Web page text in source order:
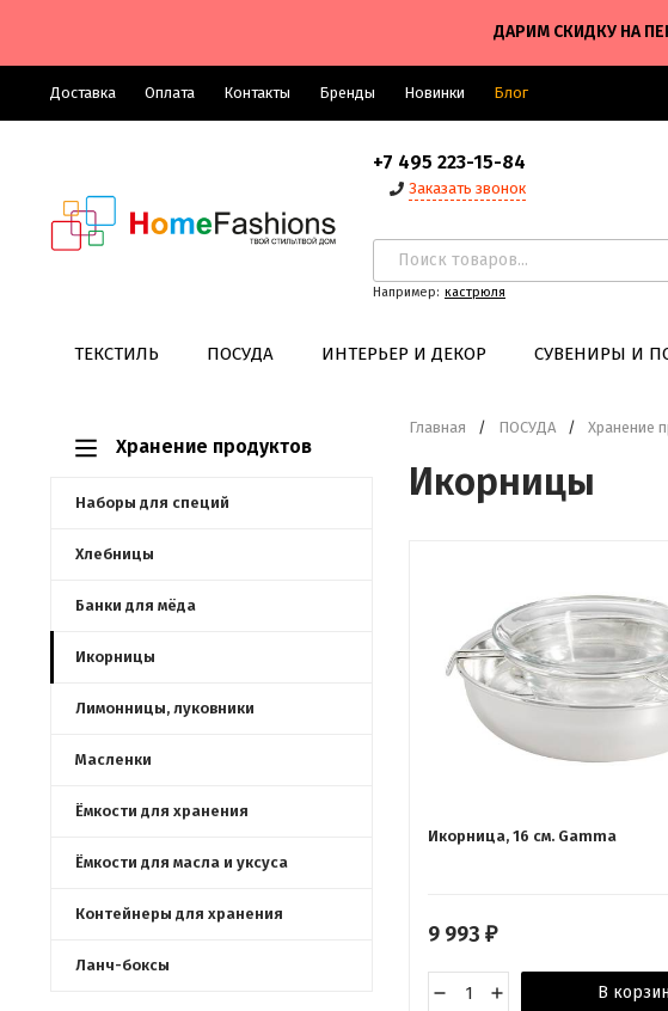
ДАРИМ СКИДКУ НА
Доставка Оплата Контакты Бренды Новинки Блог
+7 495 223-15-84
Заказать звонок
Например: кастрюля
ТЕКСТИЛЬ ПОСУДА ИНТЕРЬЕР И ДЕКОР СУВЕНИРЫ И
Хранение продуктов
Наборы для специй
Хлебницы
Банки для мёда
Икорницы
Лимонницы, луковники
Масленки
Ёмкости для хранения
Ёмкости для масла и уксуса
Контейнеры для хранения
Ланч-боксы
Главная / ПОСУДА / Хранение
Икорницы
Икорница, 16 см. Gamma
9 993 ₽
В